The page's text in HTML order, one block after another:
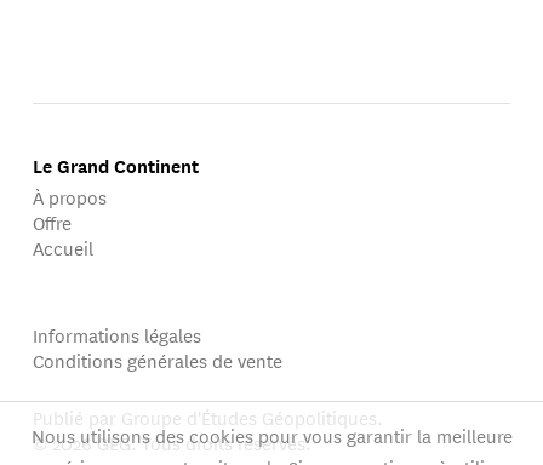
Le Grand Continent
À propos
Offre
Accueil
Informations légales
Conditions générales de vente
Publié par Groupe d'Études Géopolitiques.
© 2026 GEG. Tous droits réservés.
Nous utilisons des cookies pour vous garantir la meilleure